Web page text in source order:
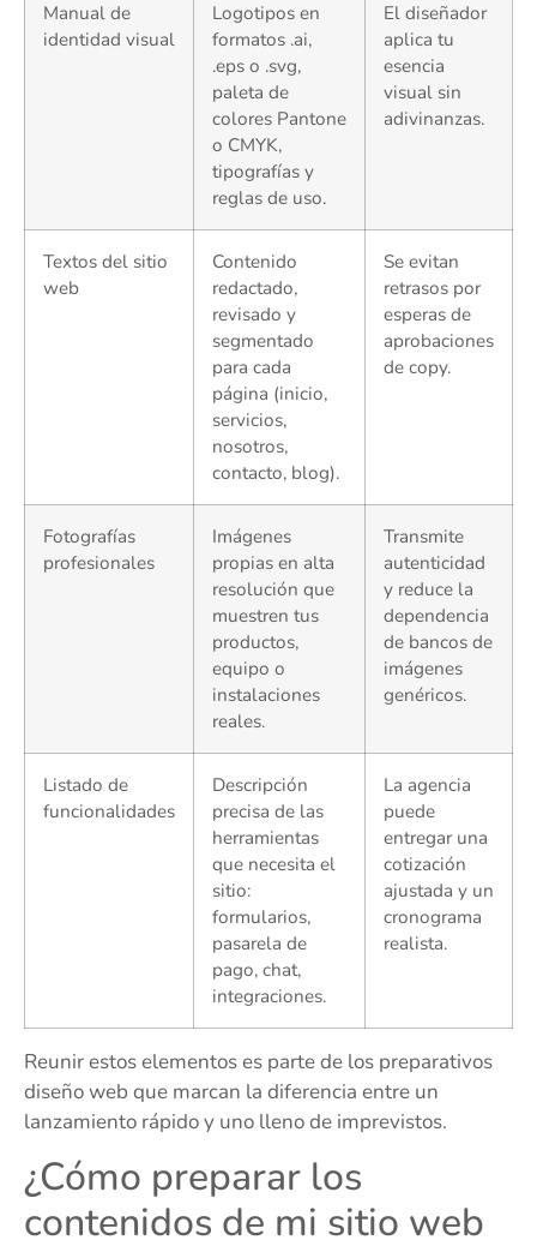
Manual de
identidad visual
Logotipos en
formatos .ai,
.eps o .svg,
paleta de
colores Pantone
o CMYK,
tipografías y
reglas de uso.
El diseñador
aplica tu
esencia
visual sin
adivinanzas.
Textos del sitio
web
Contenido
redactado,
revisado y
segmentado
para cada
página (inicio,
servicios,
nosotros,
contacto, blog).
Se evitan
retrasos por
esperas de
aprobaciones
de copy.
Fotografías
profesionales
Imágenes
propias en alta
resolución que
muestren tus
productos,
equipo o
instalaciones
reales.
Transmite
autenticidad
y reduce la
dependencia
de bancos de
imágenes
genéricos.
Listado de
funcionalidades
Descripción
precisa de las
herramientas
que necesita el
sitio:
formularios,
pasarela de
pago, chat,
integraciones.
La agencia
puede
entregar una
cotización
ajustada y un
cronograma
realista.
Reunir estos elementos es parte de los preparativos
diseño web que marcan la diferencia entre un
lanzamiento rápido y uno lleno de imprevistos.
¿Cómo preparar los
contenidos de mi sitio web